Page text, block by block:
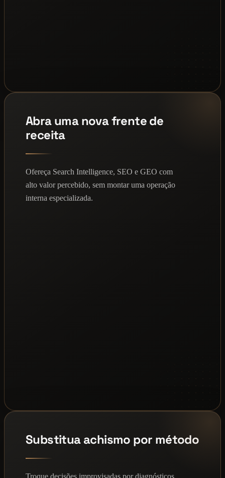
Abra uma nova frente de
receita
Ofereça Search Intelligence, SEO e GEO com
alto valor percebido, sem montar uma operação
interna especializada.
Substitua achismo por método
Troque decisões improvisadas por diagnósticos,